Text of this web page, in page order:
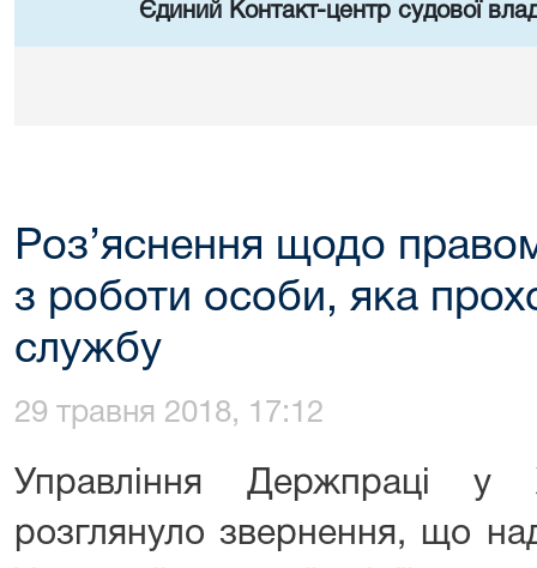
Єдиний Контакт-центр судової
Роз’яснення щодо
з роботи особи, яка
службу
29 травня 2018, 17:12
Управління Держпраці у
розглянуло звернення, що